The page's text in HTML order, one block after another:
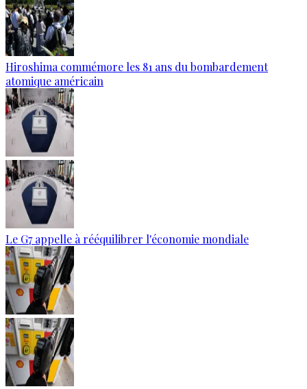
Hiroshima commémore les 81 ans du bombardement
atomique américain
Le G7 appelle à rééquilibrer l'économie mondiale